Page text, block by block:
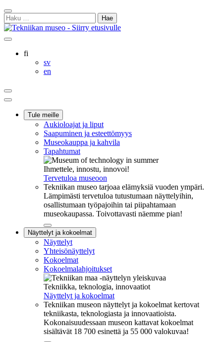
Siirry
sisältöön
Sulje
hakukenttä
Haku:
Ostoskorisi
Oma
Hae
sivultafi
svSvenska
en
Ostoskorisi
Oma
tiliHae
Päävalikko
Tule meille
Aukioloajat ja liput
Saapuminen ja esteettömyys
Museokauppa ja kahvila
Tapahtumat
Ihmettele, innostu, innovoi!
Tervetuloa museoon
Tekniikan museo tarjoaa elämyksiä vuoden ympäri.
Lämpimästi tervetuloa tutustumaan näyttelyihin,
osallistumaan työpajoihin tai piipahtamaan
museokaupassa. Toivottavasti näemme pian!
Sulje
alavalikko
Näyttelyt ja kokoelmat
Näyttelyt
Yhteisönäyttelyt
Kokoelmat
Kokoelmalahjoitukset
Tekniikka, teknologia, innovaatiot
Näyttelyt ja kokoelmat
Tekniikan museon näyttelyt ja kokoelmat kertovat
tekniikasta, teknologiasta ja innovaatioista.
Kokonaisuudessaan museon kattavat kokoelmat
sisältävät 18 700 esinettä ja 55 000 valokuvaa!